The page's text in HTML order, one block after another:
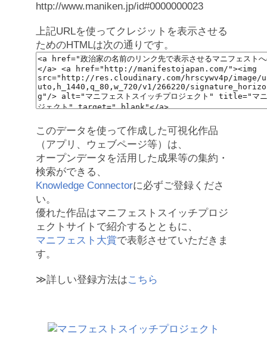
http://www.maniken.jp/id#0000000023
上記URLを使ってクレジットを表示させる
ためのHTMLは次の通りです。
このデータを使って作成した可視化作品
（アプリ、ウェブページ等）は、
オープンデータを活用した成果等の集約・
検索ができる、
Knowledge Connectorに必ずご登録くださ
い。
優れた作品はマニフェストスイッチプロジ
ェクトサイトで紹介するとともに、
マニフェスト大賞で表彰させていただきま
す。
≫詳しい登録方法はこちら